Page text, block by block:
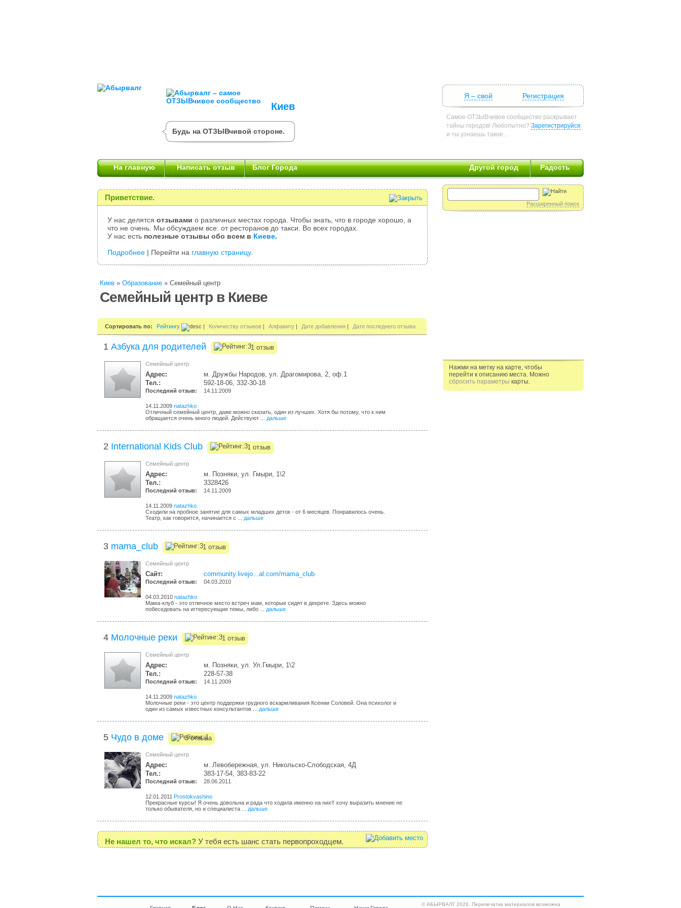
Киев
Будь на ОТЗЫВчивой стороне.
Я – свой Регистрация
Самое ОТЗЫВчивое сообщество раскрывает
тайны городов! Любопытно? Зарегистрируйся,
и ты узнаешь такое…
На главную Написать отзыв Блог Города Другой город Радость
Приветствие.
У нас делятся отзывами о различных местах города. Чтобы знать, что в городе хорошо, а
что не очень. Мы обсуждаем все: от ресторанов до такси. Во всех городах.
У нас есть полезные отзывы обо всем в Киеве.
Подробнее | Перейти на главную страницу.
Киев » Образование » Cемейный центр
Cемейный центр в Киеве
Сортировать по: Рейтингу | Количеству отзывов | Алфавиту | Дате добавления | Дате последнего отзыва
1 Азбука для родителей 1 отзыв
Cемейный центр
Адрес:
м. Дружбы Народов, ул. Драгомирова, 2, оф.1
Тел.:
592-18-06, 332-30-18
Последний отзыв: 14.11.2009
14.11.2009 natazhko
Отличный семейный центр, даже можно сказать, один из лучших. Хотя бы потому, что к ним
обращается очень много людей. Действуют ... дальше
2 International Kids Club 1 отзыв
Cемейный центр
Адрес:
м. Позняки, ул. Гмыри, 1\2
Тел.:
3328426
Последний отзыв: 14.11.2009
14.11.2009 natazhko
Сходили на пробное занятие для самых младших деток - от 6 месяцев. Понравилось очень.
Театр, как говорится, начинается с ... дальше
3 mama_club 1 отзыв
Cемейный центр
Сайт: community.livejo...al.com/mama_club
Последний отзыв: 04.03.2010
04.03.2010 natazhko
Мама-клуб - это отличное место встреч мам, которые сидят в декрете. Здесь можно
побеседовать на игтересующие темы, либо ... дальше
4 Молочные реки 1 отзыв
Cемейный центр
Адрес:
м. Позняки, ул. Ул.Гмыри, 1\2
Тел.:
228-57-38
Последний отзыв: 14.11.2009
14.11.2009 natazhko
Молочные реки - это центр поддержки грудного вскармливания Ксении Соловей. Она психолог и
один из самых известных консультантов ... дальше
5 Чудо в доме 3 отзыва
Cемейный центр
Адрес:
м. Левобережная, ул. Никольско-Слободская, 4Д
Тел.:
383-17-54, 383-83-22
Последний отзыв: 28.06.2011
12.01.2011 Prostokvashino
Прекрасные курсы! Я очень довольна и рада что ходила именно на них!! хочу выразить мнение не
только обывателя, но и специалиста ... дальше
Не нашел то, что искал? У тебя есть шанс стать первопроходцем.
Расширенный поиск
Нажми на метку на карте, чтобы
перейти к описанию места. Можно
сбросить параметры карты.
© АБЫРВАЛГ 2026. Перепечатка материалов возможна